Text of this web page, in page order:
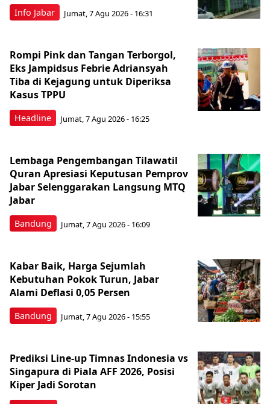
Info Jabar Jumat, 7 Agu 2026 - 16:31
Headline
Rompi Pink dan Tangan Terborgol,
Eks Jampidsus Febrie Adriansyah
Tiba di Kejagung untuk Diperiksa
Kasus TPPU
Jumat, 7 Agu 2026 - 16:25
Bandung
Lembaga Pengembangan Tilawatil
Quran Apresiasi Keputusan Pemprov
Jabar Selenggarakan Langsung MTQ
Jabar
Jumat, 7 Agu 2026 - 16:09
Bandung
Kabar Baik, Harga Sejumlah
Kebutuhan Pokok Turun, Jabar
Alami Deflasi 0,05 Persen
Jumat, 7 Agu 2026 - 15:55
Prediksi Line-up Timnas Indonesia vs
Singapura di Piala AFF 2026, Posisi
Kiper Jadi Sorotan